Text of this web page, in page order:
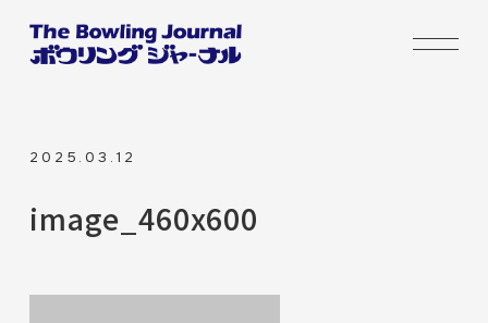
2025.03.12
image_460x600